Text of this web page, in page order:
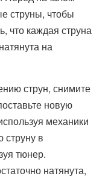
струны, чтобы
что каждая струна
на
струн, снимите
новую
механики
струну в
тюнер.
натянута,